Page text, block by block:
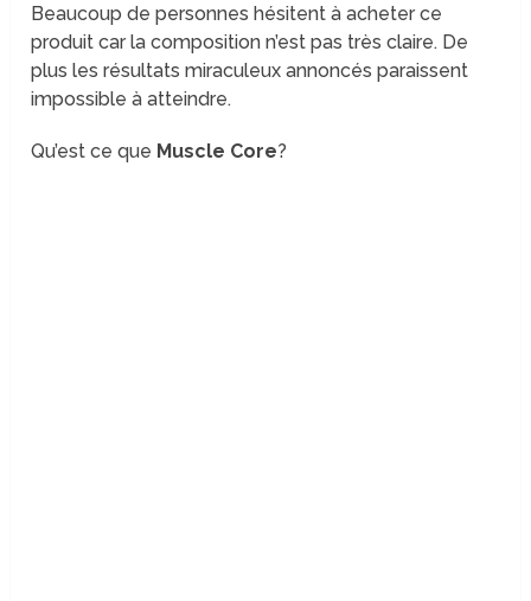
Beaucoup de personnes hésitent à acheter ce
produit car la composition n’est pas très claire. De
plus les résultats miraculeux annoncés paraissent
impossible à atteindre.
Qu’est ce que Muscle Core?